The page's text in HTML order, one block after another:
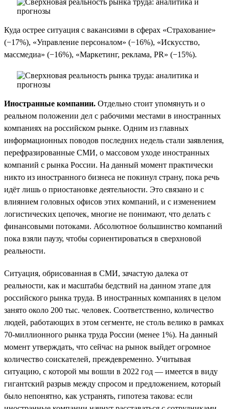
Куда острее ситуация с вакансиями в сферах «Страхование»
(−17%), «Управление персоналом» (−16%), «Искусство,
массмедиа» (−16%), «Маркетинг, реклама, PR» (−15%).
Иностранные компании. Отдельно стоит упомянуть и о
реальном положении дел с рабочими местами в иностранных
компаниях на российском рынке. Одним из главных
информационных поводов последних недель стали заявления,
перефразированные СМИ, о массовом уходе иностранных
компаний с рынка России. На данный момент практически
никто из иностранного бизнеса не покинул страну, пока речь
идёт лишь о приостановке деятельности. Это связано и с
влиянием головных офисов этих компаний, и с изменением
логистических цепочек, многие не понимают, что делать с
финансовыми потоками. Абсолютное большинство компаний
пока взяли паузу, чтобы сориентироваться в сверхновой
реальности.
Ситуация, обрисованная в СМИ, зачастую далека от
реальности, как и масштабы бедствий на данном этапе для
российского рынка труда. В иностранных компаниях в целом
занято около 200 тыс. человек. Соответственно, количество
людей, работающих в этом сегменте, не столь велико в рамках
70-миллионного рынка труда России (менее 1%). На данный
момент утверждать, что сейчас на рынок выйдет огромное
количество соискателей, преждевременно. Учитывая
ситуацию, с которой мы вошли в 2022 год — имеется в виду
гигантский разрыв между спросом и предложением, который
было непонятно, как устранять, гипотеза такова: если